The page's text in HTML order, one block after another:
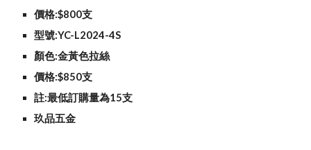
價格:$800支
型號:YC-L2024-4S
顏色:金黃色拉絲
價格:$850支
註:最低訂購量為15支
玖品五金